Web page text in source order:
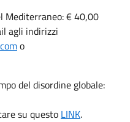
Mediterraneo: € 40,00
agli indirizzi
o
del disordine globale:
su questo LINK.